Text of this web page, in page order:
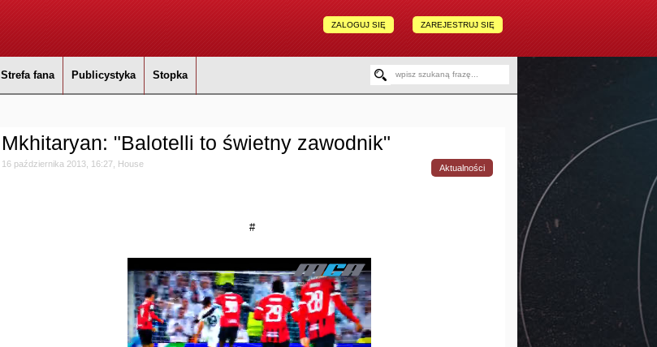
ZAREJESTRUJ SIĘ
ZALOGUJ SIĘ
Strefa fana Publicystyka Stopka
Mkhitaryan: "Balotelli to świetny zawodnik"
16 października 2013, 16:27, House Aktualności
#